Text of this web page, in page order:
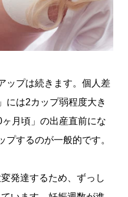
ップは続きます。個人差
には2カップ弱程度大き
月頃」の出産直前にな
プするのが一般的です。
発達するため、ずっし